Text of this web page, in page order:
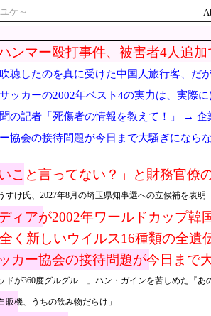
ケ～
ンマー殴打事件、被害者4人追
吹聴したのを真に受けた中国人旅行客、
ッカーの2002年ベスト4の実力は、実際
聞の記者「死傷者の情報を教えて！」 →
えてよ？」
協会の接待問題が今日まで大騒ぎにな
こと言ってない？」と財務官
省が……
すけ氏、2027年8月の埼玉県知事選への立候補を表明
ィアが2002年ワールドカップ
く新しいウイルス16種類の全遺
カー協会の接待問題が今日ま
＝韓国の反応
ドが360度グルグル…」ハン・ガインを苦しめた『あ
販機、うちの飲み物だらけ」